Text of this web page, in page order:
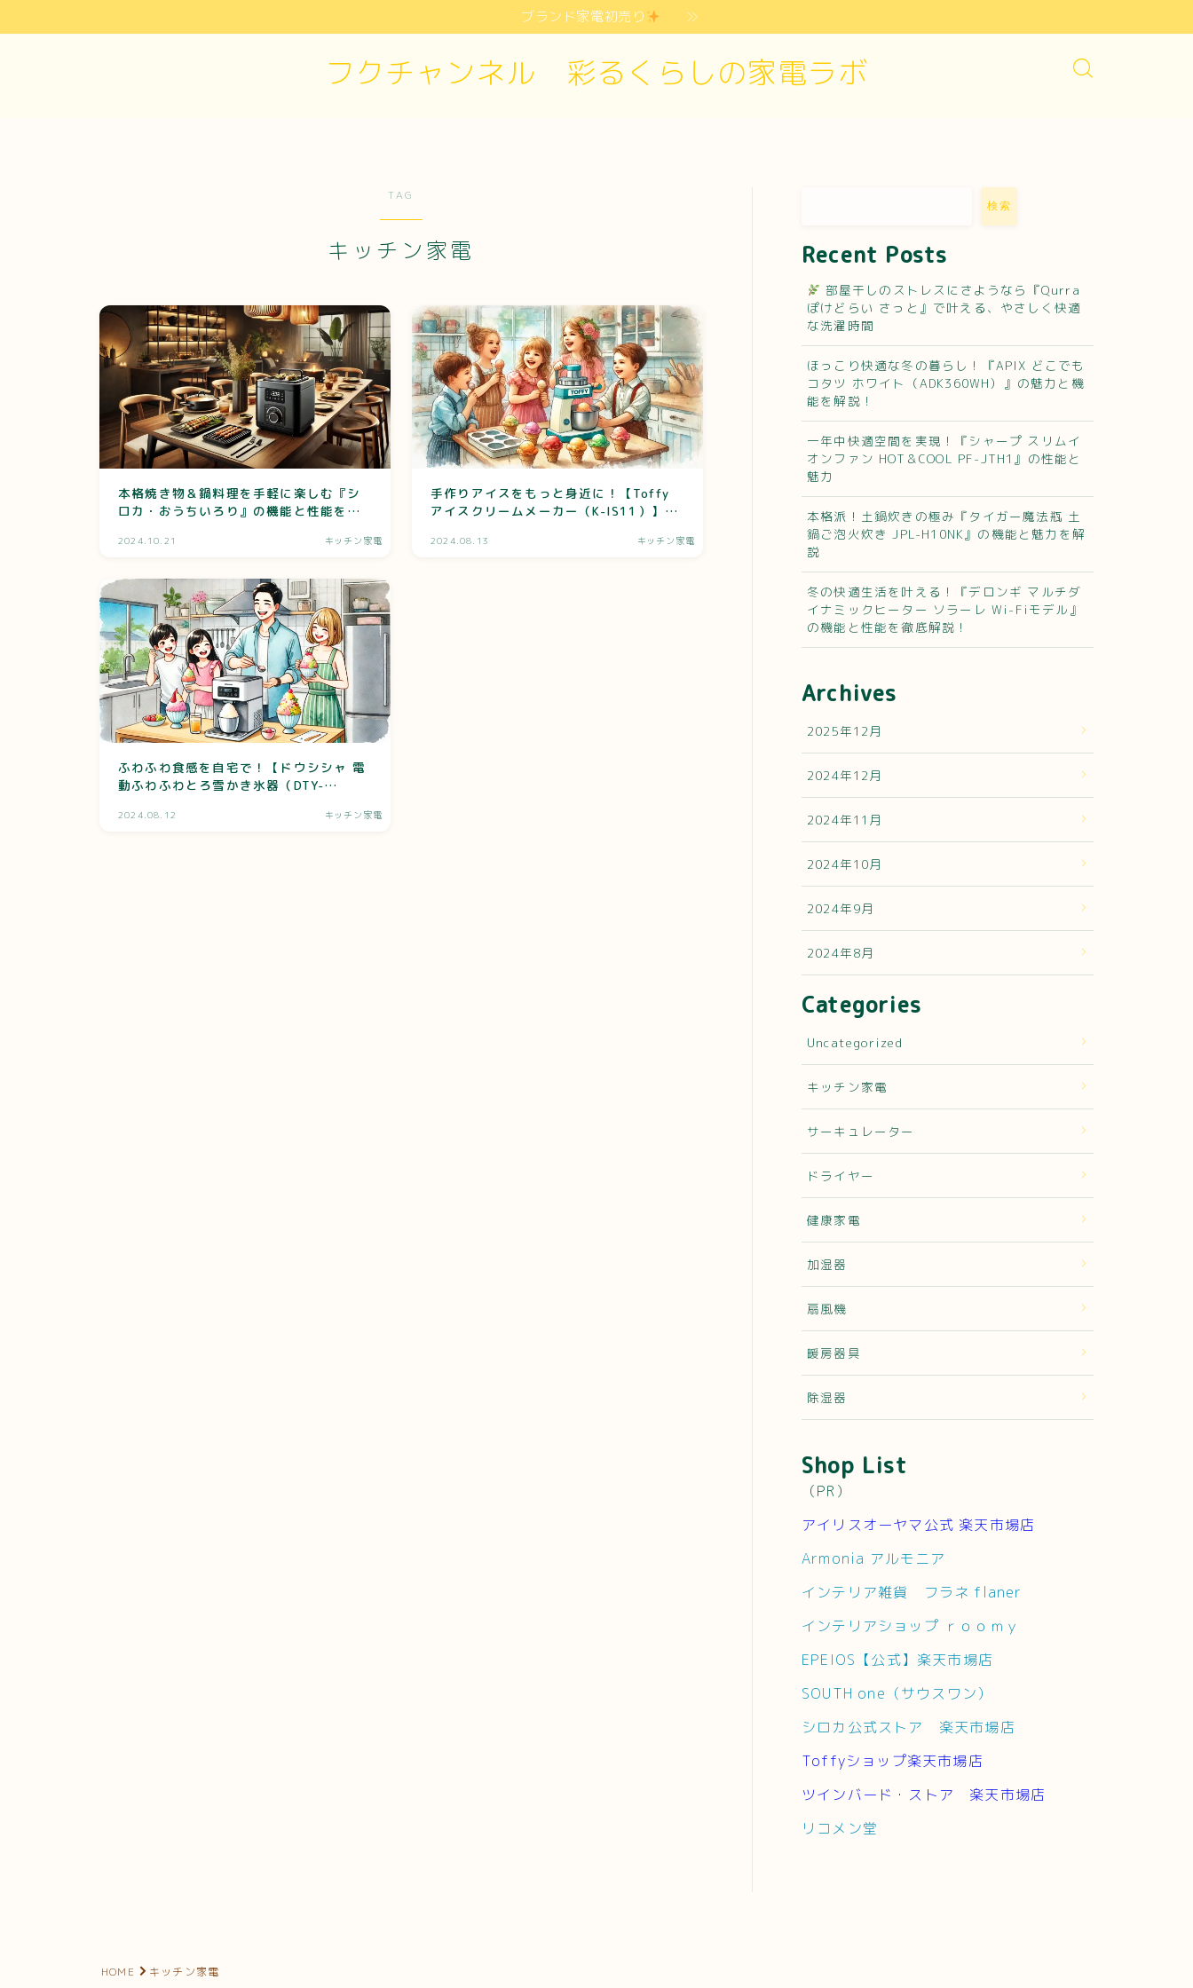
ブランド家電初売り
フクチャンネル 彩るくらしの家電ラボ
TAG
キッチン家電
本格焼き物＆鍋料理を手軽に楽しむ『シ
ロカ・おうちいろり』の機能と性能を解
2024.10.21 キッチン家電
手作りアイスをもっと身近に！【Toffy
アイスクリームメーカー（K-IS11）】の
2024.08.13 キッチン家電
ふわふわ食感を自宅で！【ドウシシャ 電
動ふわふわとろ雪かき氷器（DTY-
2024.08.12 キッチン家電
検索
Recent Posts
部屋干しのストレスにさようなら『Qurra
ぽけどらい さっと』で叶える、やさしく快適
な洗濯時間
ほっこり快適な冬の暮らし！『APIX どこでも
コタツ ホワイト（ADK360WH）』の魅力と機
能を解説！
一年中快適空間を実現！『シャープ スリムイ
オンファン HOT＆COOL PF-JTH1』の性能と
魅力
本格派！土鍋炊きの極み『タイガー魔法瓶 土
鍋ご泡火炊き JPL-H10NK』の機能と魅力を解
説
冬の快適生活を叶える！『デロンギ マルチダ
イナミックヒーター ソラーレ Wi-Fiモデル』
の機能と性能を徹底解説！
Archives
2025年12月
2024年12月
2024年11月
2024年10月
2024年9月
2024年8月
Categories
Uncategorized
キッチン家電
サーキュレーター
ドライヤー
健康家電
加湿器
扇風機
暖房器具
除湿器
Shop List
（PR）
アイリスオーヤマ公式 楽天市場店
Armonia アルモニア
インテリア雑貨 フラネ flaner
インテリアショップ ｒｏｏｍｙ
EPEIOS【公式】楽天市場店
SOUTH one（サウスワン）
シロカ公式ストア 楽天市場店
Toffyショップ楽天市場店
ツインバード・ストア 楽天市場店
リコメン堂
HOME キッチン家電